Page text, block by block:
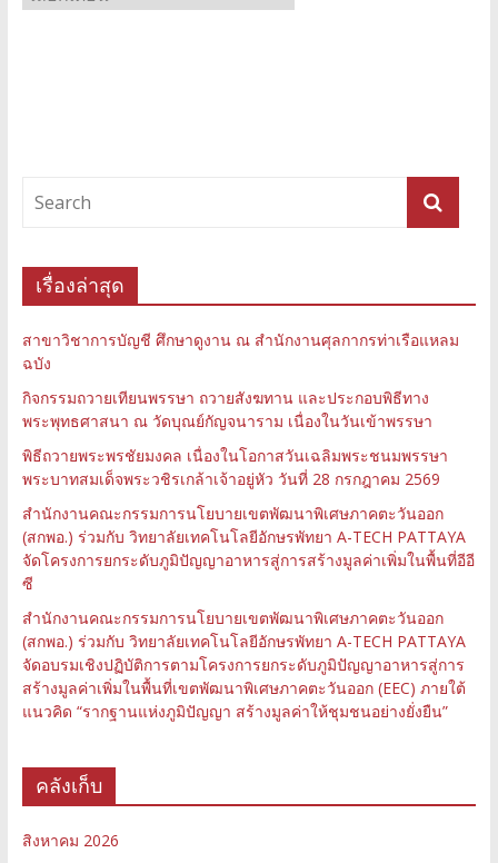
และ
เรื่องล่าสุด
สาขาวิชาการบัญชี ศึกษาดูงาน ณ สำนักงานศุลกากรท่าเรือแหลม
ฉบัง
กิจกรรมถวายเทียนพรรษา ถวายสังฆทาน และประกอบพิธีทาง
พระพุทธศาสนา ณ วัดบุณย์กัญจนาราม เนื่องในวันเข้าพรรษา
พิธีถวายพระพรชัยมงคล เนื่องในโอกาสวันเฉลิมพระชนมพรรษา
พระบาทสมเด็จพระวชิรเกล้าเจ้าอยู่หัว วันที่ 28 กรกฎาคม 2569
สำนักงานคณะกรรมการนโยบายเขตพัฒนาพิเศษภาคตะวันออก
(สกพอ.) ร่วมกับ วิทยาลัยเทคโนโลยีอักษรพัทยา A-TECH PATTAYA
จัดโครงการยกระดับภูมิปัญญาอาหารสู่การสร้างมูลค่าเพิ่มในพื้นที่อีอี
ซี
สำนักงานคณะกรรมการนโยบายเขตพัฒนาพิเศษภาคตะวันออก
(สกพอ.) ร่วมกับ วิทยาลัยเทคโนโลยีอักษรพัทยา A-TECH PATTAYA
จัดอบรมเชิงปฏิบัติการตามโครงการยกระดับภูมิปัญญาอาหารสู่การ
สร้างมูลค่าเพิ่มในพื้นที่เขตพัฒนาพิเศษภาคตะวันออก (EEC) ภายใต้
แนวคิด “รากฐานแห่งภูมิปัญญา สร้างมูลค่าให้ชุมชนอย่างยั่งยืน”
คลังเก็บ
สิงหาคม 2026